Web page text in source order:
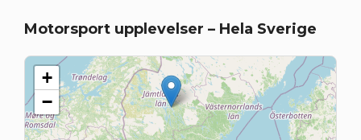
Motorsport upplevelser – Hela Sverige
+
−